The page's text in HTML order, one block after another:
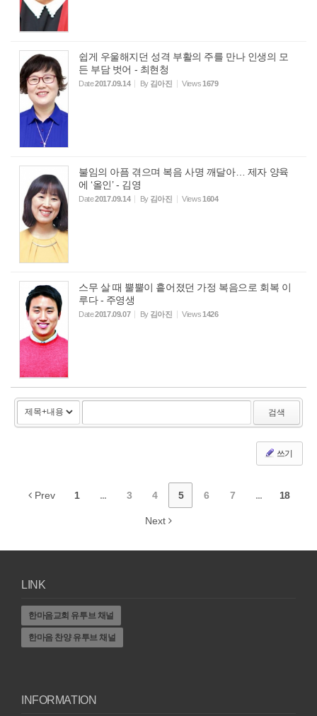
쉽게 우울해지던 성격 부활의 주를 만나 인생의 모
든 부담 벗어 - 최현청
Date2017.09.14 By 김아진 Views1679
불임의 아픔 겪으며 복음 사명 깨달아… 제자 양육
에 ‘올인’ - 김영
Date2017.09.14 By 김아진 Views1604
스무 살 때 뿔뿔이 흩어졌던 가정 복음으로 회복 이
루다 - 주영생
Date2017.09.07 By 김아진 Views1426
검색
쓰기
Prev 1 ... 3 4 5 6 7 ... 18
Next
LINK
한마음교회 유투브 채널
한마음 찬양 유투브 채널
INFORMATION